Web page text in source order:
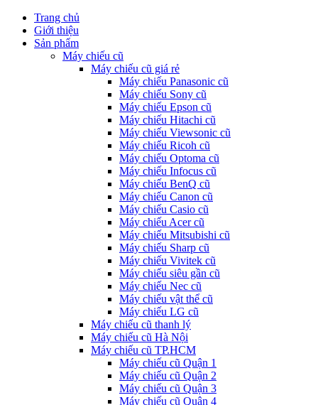
Trang chủ
Giới thiệu
Sản phẩm
Máy chiếu cũ
Máy chiếu cũ giá rẻ
Máy chiếu Panasonic cũ
Máy chiếu Sony cũ
Máy chiếu Epson cũ
Máy chiếu Hitachi cũ
Máy chiếu Viewsonic cũ
Máy chiếu Ricoh cũ
Máy chiếu Optoma cũ
Máy chiếu Infocus cũ
Máy chiếu BenQ cũ
Máy chiếu Canon cũ
Máy chiếu Casio cũ
Máy chiếu Acer cũ
Máy chiếu Mitsubishi cũ
Máy chiếu Sharp cũ
Máy chiếu Vivitek cũ
Máy chiếu siêu gần cũ
Máy chiếu Nec cũ
Máy chiếu vật thể cũ
Máy chiếu LG cũ
Máy chiếu cũ thanh lý
Máy chiếu cũ Hà Nội
Máy chiếu cũ TP.HCM
Máy chiếu cũ Quận 1
Máy chiếu cũ Quận 2
Máy chiếu cũ Quận 3
Máy chiếu cũ Quận 4